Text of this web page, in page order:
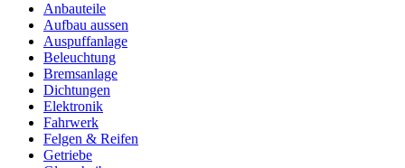
Anbauteile
Aufbau aussen
Auspuffanlage
Beleuchtung
Bremsanlage
Dichtungen
Elektronik
Fahrwerk
Felgen & Reifen
Getriebe